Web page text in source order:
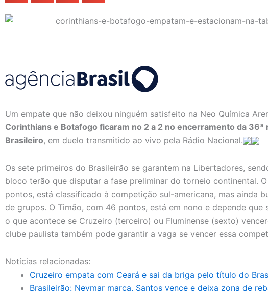
Um empate que não deixou ninguém satisfeito na Neo Química
Corinthians e Botafogo ficaram no 2 a 2 no encerramento da 36ª
Brasileiro, em duelo transmitido ao vivo pela Rádio Nacional.
Os sete primeiros do Brasileirão se garantem na Libertadores,
bloco terão que disputar a fase preliminar do torneio continental.
pontos, está classificado à competição sul-americana, mas ainda
de grupos. O Timão, com 46 pontos, está em nono e depende que
o que acontece se Cruzeiro (terceiro) ou Fluminense (sexto)
clube paulista também pode garantir a vaga se vencer essa
Notícias relacionadas:
Cruzeiro empata com Ceará e sai da briga pelo título do
Brasileirão: Neymar marca, Santos vence e deixa zona de